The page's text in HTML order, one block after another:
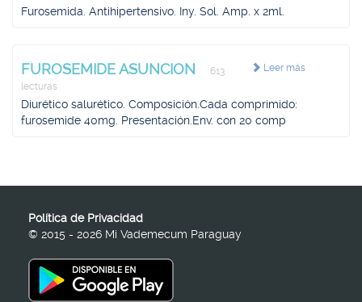
Furosemida. Antihipertensivo. Iny. Sol. Amp. x 2ml.
Leer más
FUROSEMIDE ASUNCION
613
lecturas
Diurético salurético. Composición.Cada comprimido:
furosemide 40mg. Presentación.Env. con 20 comp
Política de Privacidad
© 2015 - 2026 Mi Vademecum Paraguay